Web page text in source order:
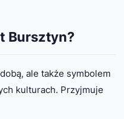
Bursztyn?
ale także symbolem
kulturach. Przyjmuje